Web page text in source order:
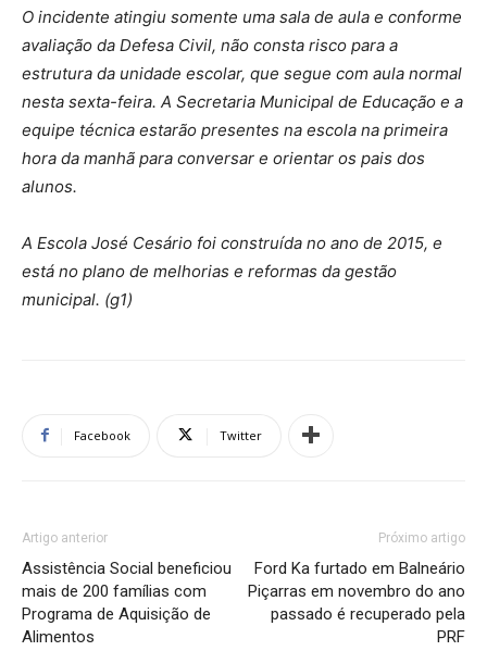
O incidente atingiu somente uma sala de aula e conforme
avaliação da Defesa Civil, não consta risco para a
estrutura da unidade escolar, que segue com aula normal
nesta sexta-feira. A Secretaria Municipal de Educação e a
equipe técnica estarão presentes na escola na primeira
hora da manhã para conversar e orientar os pais dos
alunos.
A Escola José Cesário foi construída no ano de 2015, e
está no plano de melhorias e reformas da gestão
municipal. (g1)
Facebook Twitter
Artigo anterior
Assistência Social beneficiou
mais de 200 famílias com
Programa de Aquisição de
Alimentos
Próximo artigo
Ford Ka furtado em Balneário
Piçarras em novembro do ano
passado é recuperado pela
PRF